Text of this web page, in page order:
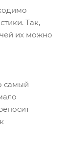
Так,
их можно
самый